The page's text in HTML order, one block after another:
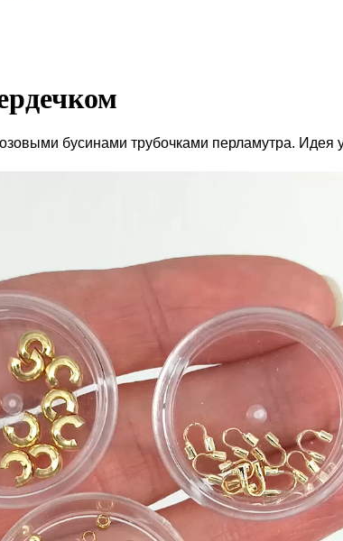
бусинами трубочками перламутра.